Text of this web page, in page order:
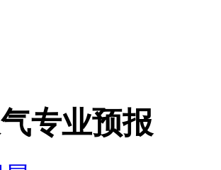
专业预报